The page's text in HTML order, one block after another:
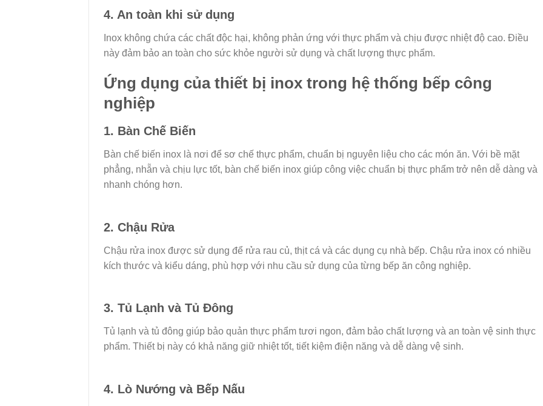
4. An toàn khi sử dụng
Inox không chứa các chất độc hại, không phản ứng với thực phẩm và chịu được nhiệt độ cao. Điều
này đảm bảo an toàn cho sức khỏe người sử dụng và chất lượng thực phẩm.
Ứng dụng của thiết bị inox trong hệ thống bếp công
nghiệp
1. Bàn Chế Biến
Bàn chế biến inox là nơi để sơ chế thực phẩm, chuẩn bị nguyên liệu cho các món ăn. Với bề mặt
phẳng, nhẵn và chịu lực tốt, bàn chế biến inox giúp công việc chuẩn bị thực phẩm trở nên dễ dàng và
nhanh chóng hơn.
2. Chậu Rửa
Chậu rửa inox được sử dụng để rửa rau củ, thịt cá và các dụng cụ nhà bếp. Chậu rửa inox có nhiều
kích thước và kiểu dáng, phù hợp với nhu cầu sử dụng của từng bếp ăn công nghiệp.
3. Tủ Lạnh và Tủ Đông
Tủ lạnh và tủ đông giúp bảo quản thực phẩm tươi ngon, đảm bảo chất lượng và an toàn vệ sinh thực
phẩm. Thiết bị này có khả năng giữ nhiệt tốt, tiết kiệm điện năng và dễ dàng vệ sinh.
4. Lò Nướng và Bếp Nấu